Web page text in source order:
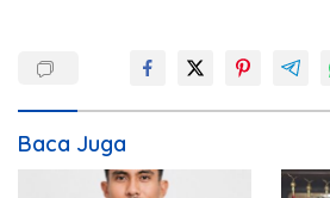
s
i
p
Baca Juga